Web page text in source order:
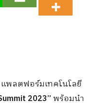
แพลตฟอร์มเทคโนโลยี
2023”พร้อมนำ